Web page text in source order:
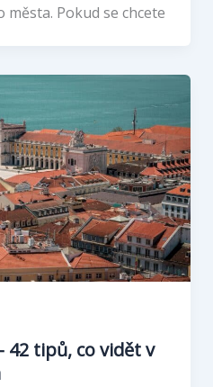
Pokud se chcete
42 tipů, co vidět v